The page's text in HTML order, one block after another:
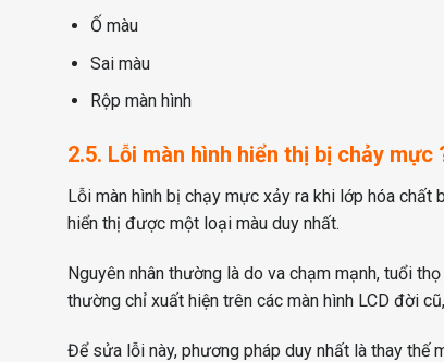
Ố màu
Sai màu
Rộp màn hình
2.5. Lỗi màn hình hiển thị bị chảy mực
Lỗi màn hình bị chạy mực xảy ra khi lớp hóa chất
hiển thị được một loại màu duy nhất.
Nguyên nhân thường là do va chạm mạnh, tuổi
thường chỉ xuất hiện trên các màn hình LCD đời
Để sửa lỗi này, phương pháp duy nhất là thay thế